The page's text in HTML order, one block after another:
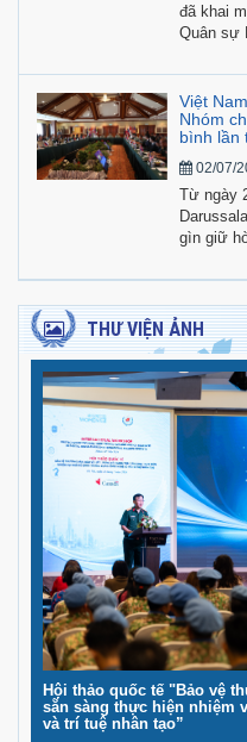
đã khai
Quân sự
Lào và
Việt
Nhóm
bình lần
02/07/
Từ ngày
gìn giữ
rộng
2027)
của
THƯ VIỆN ẢNH
Hội thảo quốc tế "Bảo vệ
sẵn sàng thực hiện nhiệm
và trí tuệ nhân tạo”